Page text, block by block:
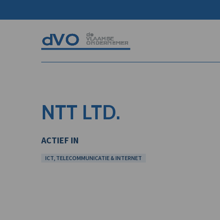
NTT LTD.
ACTIEF IN
ICT, TELECOMMUNICATIE & INTERNET